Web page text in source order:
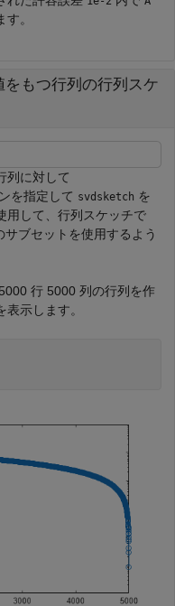
。
もつ行列の行列スケ
列に対して
を指定して svdsketch を
用して、行列スケッチで
サブセットを使用するよう
行 5000 列の行列を作
示します。